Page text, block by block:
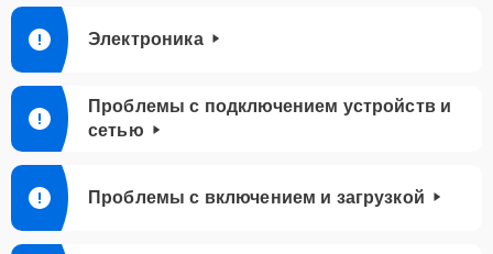
Электроника
Проблемы с подключением устройств и
сетью
Проблемы с включением и загрузкой